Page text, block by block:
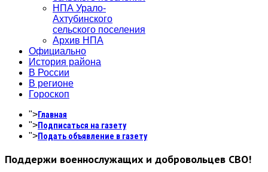
НПА Урало-
Ахтубинского
сельского поселения
Архив НПА
Официально
История района
В России
В регионе
Гороскоп
">Главная
">Подписаться на газету
">Подать объявление в газету
Поддержи военнослужащих и добровольцев СВО!